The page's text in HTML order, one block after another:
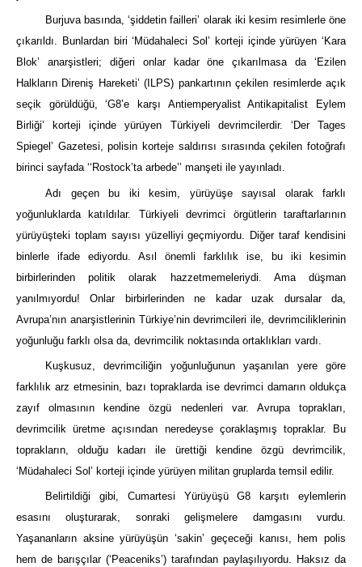
Burjuva basında, ‘şiddetin failleri’ olarak iki kesim resimlerle öne
çıkarıldı. Bunlardan biri ‘Müdahaleci Sol’ korteji içinde yürüyen ‘Kara
Blok’ anarşistleri; diğeri onlar kadar öne çıkarılmasa da ‘Ezilen
Halkların Direniş Hareketi’ (ILPS) pankartının çekilen resimlerde açık
seçik görüldüğü, ‘G8’e karşı Antiemperyalist Antikapitalist Eylem
Birliği’ korteji içinde yürüyen Türkiyeli devrimcilerdir. ‘Der Tages
Spiegel’ Gazetesi, polisin korteje saldırısı sırasında çekilen fotoğrafı
birinci sayfada ‘‘Rostock’ta arbede’’ manşeti ile yayınladı.
Adı geçen bu iki kesim, yürüyüşe sayısal olarak farklı
yoğunluklarda katıldılar. Türkiyeli devrimci örgütlerin taraftarlarının
yürüyüşteki toplam sayısı yüzelliyi geçmiyordu. Diğer taraf kendisini
binlerle ifade ediyordu. Asıl önemli farklılık ise, bu iki kesimin
birbirlerinden politik olarak hazzetmemeleriydi. Ama düşman
yanılmıyordu! Onlar birbirlerinden ne kadar uzak dursalar da,
Avrupa’nın anarşistlerinin Türkiye’nin devrimcileri ile, devrimciliklerinin
yoğunluğu farklı olsa da, devrimcilik noktasında ortaklıkları vardı.
Kuşkusuz, devrimciliğin yoğunluğunun yaşanılan yere göre
farklılık arz etmesinin, bazı topraklarda ise devrimci damarın oldukça
zayıf olmasının kendine özgü nedenleri var. Avrupa toprakları,
devrimcilik üretme açısından neredeyse çoraklaşmış topraklar. Bu
toprakların, olduğu kadarı ile ürettiği kendine özgü devrimcilik,
‘Müdahaleci Sol’ korteji içinde yürüyen militan gruplarda temsil edilir.
Belirtildiği gibi, Cumartesi Yürüyüşü G8 karşıtı eylemlerin
esasını oluşturarak, sonraki gelişmelere damgasını vurdu.
Yaşananların aksine yürüyüşün ‘sakin’ geçeceği kanısı, hem polis
hem de barışçılar (‘Peaceniks’) tarafından paylaşılıyordu. Haksız da